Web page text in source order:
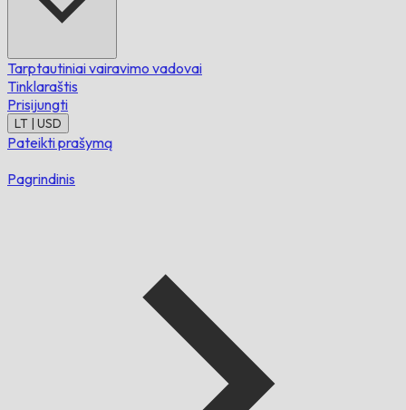
Tarptautiniai vairavimo vadovai
Tinklaraštis
Prisijungti
LT | USD
Pateikti prašymą
Pagrindinis